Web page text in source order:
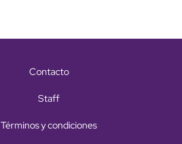
Contacto
Staff
Términos y condiciones